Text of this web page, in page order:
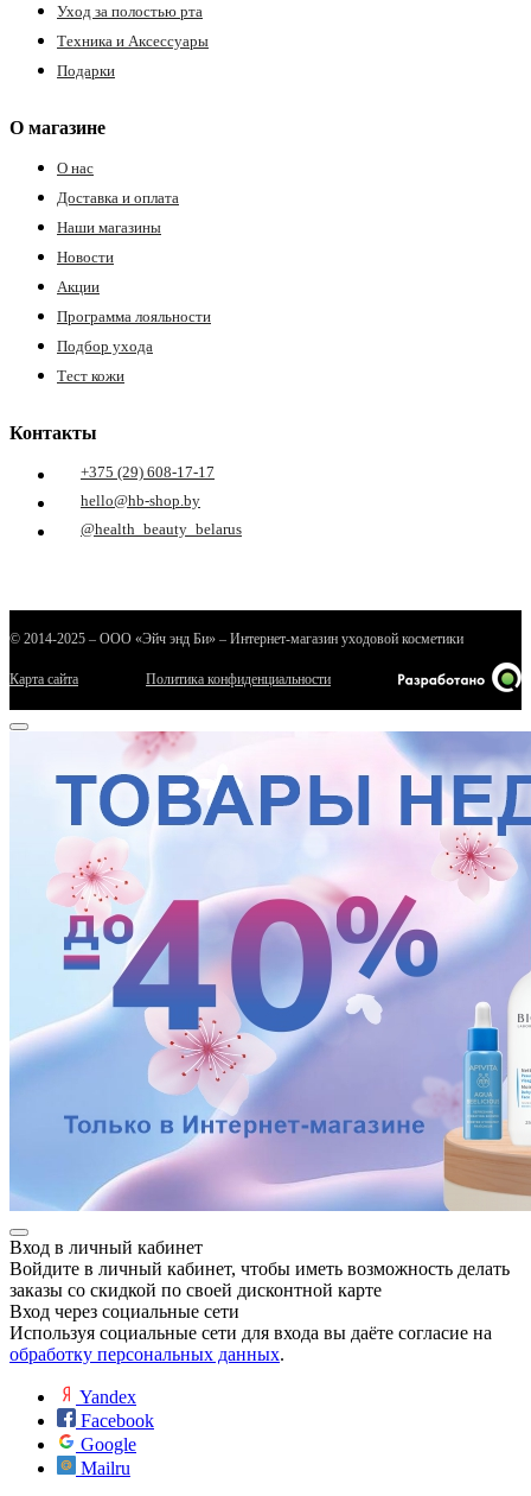
Уход за полостью рта
Техника и Аксессуары
Подарки
О магазине
О нас
Доставка и оплата
Наши магазины
Новости
Акции
Программа лояльности
Подбор ухода
Тест кожи
Контакты
+375 (29) 608-17-17
hello@hb-shop.by
@health_beauty_belarus
© 2014-2025 – ООО «Эйч энд Би» – Интернет-магазин уходовой косметики
Карта сайта Политика конфиденциальности
Вход в личный кабинет
Войдите в личный кабинет, чтобы иметь возможность делать
заказы со скидкой по своей дисконтной карте
Вход через социальные сети
Используя социальные сети для входа вы даёте согласие на
обработку персональных данных.
Yandex
Facebook
Google
Mailru